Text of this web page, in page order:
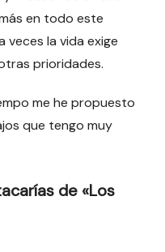
en todo este
veces la vida exige
prioridades.
me he propuesto
que tengo muy
de «Los